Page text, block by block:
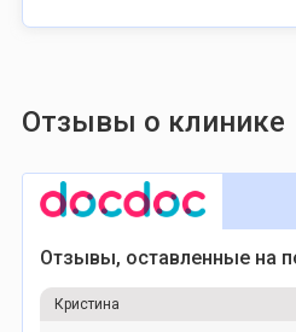
Отзывы о клинике
Отзывы, оставленные на
Кристина